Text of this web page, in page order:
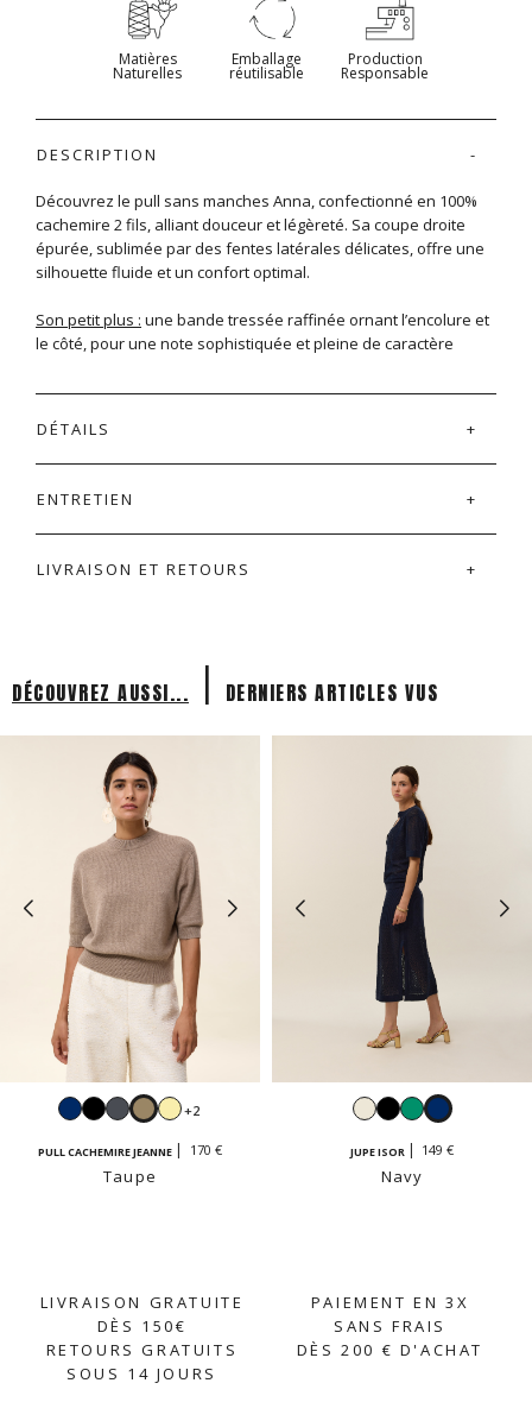
Matières
Naturelles
Emballage
réutilisable
Production
Responsable
DESCRIPTION
Découvrez le pull sans manches Anna, confectionné en 100%
cachemire 2 fils, alliant douceur et légèreté. Sa coupe droite
épurée, sublimée par des fentes latérales délicates, offre une
silhouette fluide et un confort optimal.
Son petit plus : une bande tressée raffinée ornant l’encolure et
le côté, pour une note sophistiquée et pleine de caractère
DÉTAILS
ENTRETIEN
LIVRAISON ET RETOURS
DÉCOUVREZ AUSSI... | DERNIERS ARTICLES VUS
NavyNoirGrisTaupe
Jaune
+2
PULL CACHEMIRE JEANNE 170 €
Taupe
BlancNoirÉmeraude
Navy
JUPE ISOR 149 €
Navy
LIVRAISON GRATUITE
DÈS 150€
RETOURS GRATUITS
SOUS 14 JOURS
PAIEMENT EN 3X
SANS FRAIS
DÈS 200 € D'ACHAT